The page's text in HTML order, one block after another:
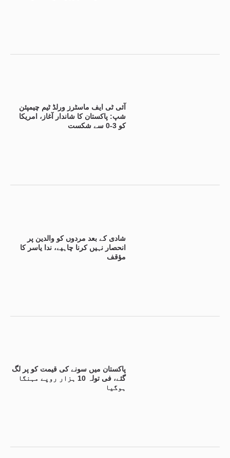
آئی ٹی ایف ماسٹرز ورلڈ ٹیم چیمپئن
شپ: پاکستان کا شاندار آغاز، امریکا
کو 3-0 سے شکست
شادی کے بعد مردوں کو والدین پر
انحصار نہیں کرنا چاہیے، ندا یاسر کا
مؤقف
پاکستان میں سونے کی قیمت کو پر لگ
گئے، فی تولہ 10 ہزار روپے مہنگا
ہوگیا